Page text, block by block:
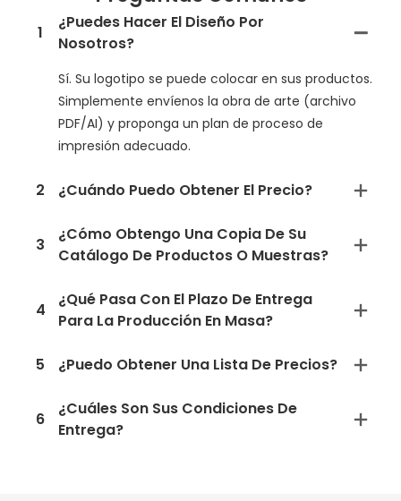
1
¿Puedes Hacer El Diseño Por
Nosotros?
Sí. Su logotipo se puede colocar en sus productos.
Simplemente envíenos la obra de arte (archivo
PDF/AI) y proponga un plan de proceso de
impresión adecuado.
2 ¿Cuándo Puedo Obtener El Precio?
3
¿Cómo Obtengo Una Copia De Su
Catálogo De Productos O Muestras?
4
¿Qué Pasa Con El Plazo De Entrega
Para La Producción En Masa?
5 ¿Puedo Obtener Una Lista De Precios?
6
¿Cuáles Son Sus Condiciones De
Entrega?